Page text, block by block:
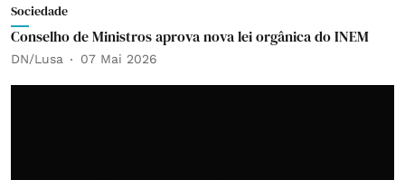
Sociedade
Conselho de Ministros aprova nova lei orgânica do INEM
DN/Lusa 07 Mai 2026